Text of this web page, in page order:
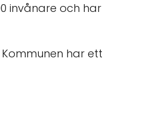
invånare och har
har ett